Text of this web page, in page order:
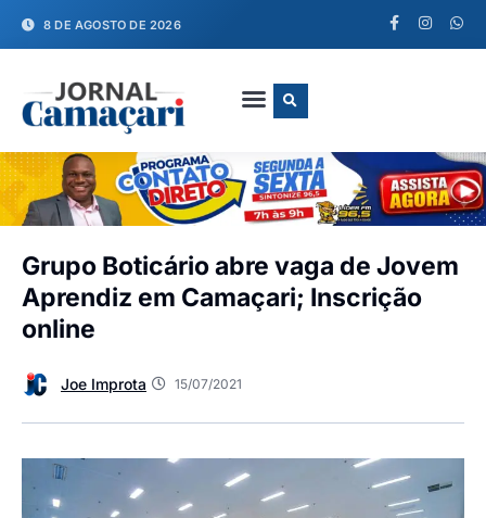
8 DE AGOSTO DE 2026
Grupo Boticário abre vaga de Jovem
Aprendiz em Camaçari; Inscrição
online
Joe Improta 15/07/2021